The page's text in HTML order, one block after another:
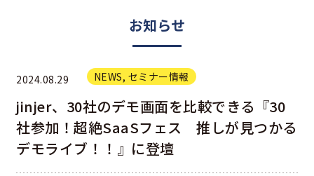
お知らせ
2024.08.29 NEWS, セミナー情報
jinjer、30社のデモ画面を比較できる『30
社参加！超絶SaaSフェス 推しが見つかる
デモライブ！！』に登壇